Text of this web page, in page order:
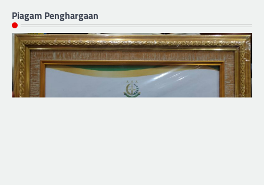
Piagam Penghargaan